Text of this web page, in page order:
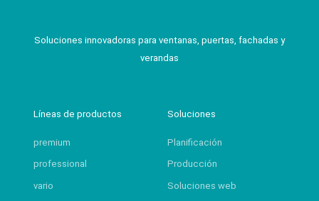
Soluciones innovadoras para ventanas, puertas, fachadas y
verandas
Líneas de productos
premium
professional
vario
Soluciones
Planificación
Producción
Soluciones web